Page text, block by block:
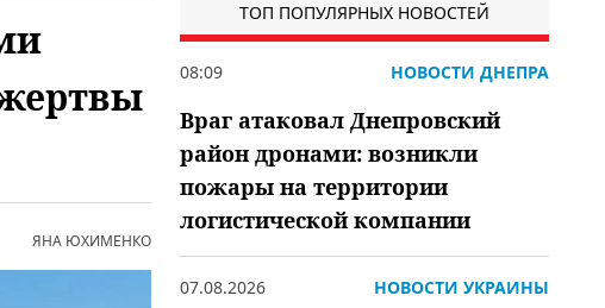
ЯНА ЮХИМЕНКО
ТОП ПОПУЛЯРНЫХ НОВОСТЕЙ
08:09 НОВОСТИ ДНЕПРА
Враг атаковал Днепровский
район дронами: возникли
пожары на территории
логистической компании
07.08.2026 НОВОСТИ УКРАИНЫ